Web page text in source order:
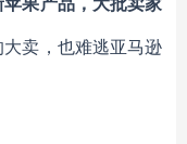
大卖，也难逃亚马逊